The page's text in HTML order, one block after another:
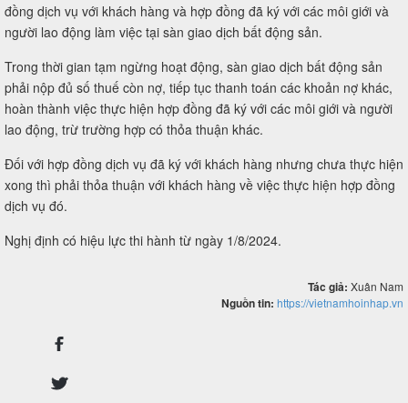
đồng dịch vụ với khách hàng và hợp đồng đã ký với các môi giới và
người lao động làm việc tại sàn giao dịch bất động sản.
Trong thời gian tạm ngừng hoạt động, sàn giao dịch bất động sản
phải nộp đủ số thuế còn nợ, tiếp tục thanh toán các khoản nợ khác,
hoàn thành việc thực hiện hợp đồng đã ký với các môi giới và người
lao động, trừ trường hợp có thỏa thuận khác.
Đối với hợp đồng dịch vụ đã ký với khách hàng nhưng chưa thực hiện
xong thì phải thỏa thuận với khách hàng về việc thực hiện hợp đồng
dịch vụ đó.
Nghị định có hiệu lực thi hành từ ngày 1/8/2024.
Tác giả: Xuân Nam
Nguồn tin: https://vietnamhoinhap.vn